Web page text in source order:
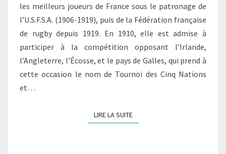
les meilleurs joueurs de France sous le patronage de
l’U.S.F.S.A. (1906-1919), puis de la Fédération française
de rugby depuis 1919. En 1910, elle est admise à
participer à la compétition opposant l’Irlande,
l’Angleterre, l’Écosse, et le pays de Galles, qui prend à
cette occasion le nom de Tournoi des Cinq Nations
et…
LIRE LA SUITELIRE LA SUITE